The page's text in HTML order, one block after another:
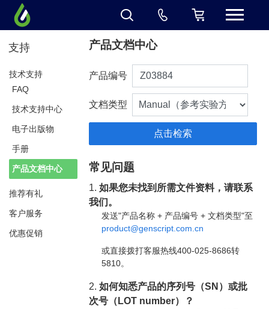
支持
技术支持
FAQ
技术支持中心
电子出版物
手册
产品文档中心
推荐有礼
客户服务
优惠促销
产品文档中心
产品编号
文档类型
常见问题
1.如果您未找到所需文件资料，请联系
我们。
发送"产品名称 + 产品编号 + 文档类型"至
product@genscript.com.cn
或直接拨打客服热线400-025-8686转
5810。
2.如何知悉产品的序列号（SN）或批
次号（LOT number）？